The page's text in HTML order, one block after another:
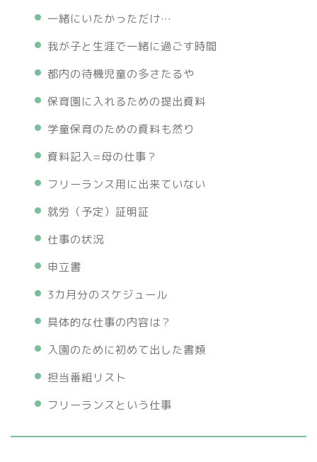
一緒にいたかっただけ…
我が子と生涯で一緒に過ごす時間
都内の待機児童の多さたるや
保育園に入れるための提出資料
学童保育のための資料も然り
資料記入=母の仕事？
フリーランス用に出来ていない
就労（予定）証明証
仕事の状況
申立書
3カ月分のスケジュール
具体的な仕事の内容は？
入園のために初めて出した書類
担当番組リスト
フリーランスという仕事